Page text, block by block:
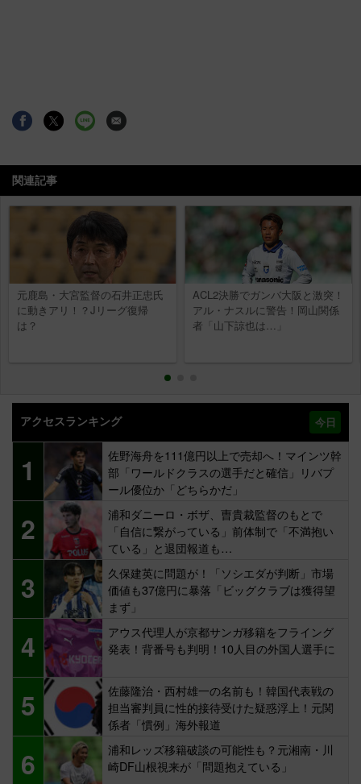
関連記事
元鹿島・大宮監督の石井正忠氏
に動きアリ！？Jリーグ復帰
は？
ACL2決勝でガンバ大阪と激突！
アル・ナスルに警告！岡山関係
者「山下諒也は…」
アクセスランキング 今日
1
佐野海舟を111億円以上で売却へ！マインツ幹
部「ワールドクラスの選手だと確信」リバプ
ール優位か「どちらかだ」
2
浦和ダニーロ・ボザ、曺貴裁監督のもとで
「自信に繋がっている」前体制で「不満抱い
ている」と退団報道も…
3
久保建英に問題が！「ソシエダが判断」市場
価値も37億円に暴落「ビッグクラブは獲得望
まず」
4
アウス代理人が京都サンガ移籍をフライング
発表！背番号も判明！10人目の外国人選手に
5
佐藤隆治・西村雄一の名前も！韓国代表戦の
担当審判員に性的接待受けた疑惑浮上！元関
係者「慣例」海外報道
6
浦和レッズ移籍破談の可能性も？元湘南・川
崎DF山根視来が「問題抱えている」